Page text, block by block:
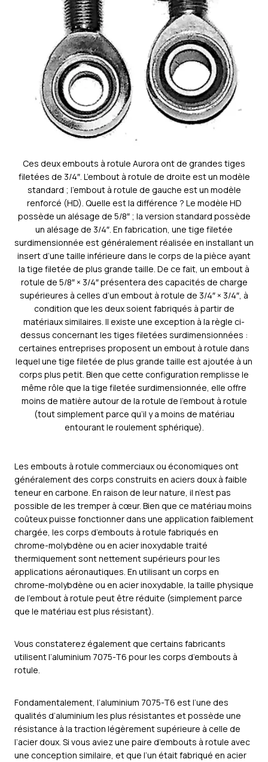
Ces deux embouts à rotule Aurora ont de grandes tiges
filetées de 3/4″. L’embout à rotule de droite est un modèle
standard ; l’embout à rotule de gauche est un modèle
renforcé (HD). Quelle est la différence ? Le modèle HD
possède un alésage de 5/8″ ; la version standard possède
un alésage de 3/4″. En fabrication, une tige filetée
surdimensionnée est généralement réalisée en installant un
insert d’une taille inférieure dans le corps de la pièce ayant
la tige filetée de plus grande taille. De ce fait, un embout à
rotule de 5/8″ × 3/4″ présentera des capacités de charge
supérieures à celles d’un embout à rotule de 3/4″ × 3/4″, à
condition que les deux soient fabriqués à partir de
matériaux similaires. Il existe une exception à la règle ci-
dessus concernant les tiges filetées surdimensionnées :
certaines entreprises proposent un embout à rotule dans
lequel une tige filetée de plus grande taille est ajoutée à un
corps plus petit. Bien que cette configuration remplisse le
même rôle que la tige filetée surdimensionnée, elle offre
moins de matière autour de la rotule de l’embout à rotule
(tout simplement parce qu’il y a moins de matériau
entourant le roulement sphérique).
Les embouts à rotule commerciaux ou économiques ont
généralement des corps construits en aciers doux à faible
teneur en carbone. En raison de leur nature, il n’est pas
possible de les tremper à cœur. Bien que ce matériau moins
coûteux puisse fonctionner dans une application faiblement
chargée, les corps d’embouts à rotule fabriqués en
chrome-molybdène ou en acier inoxydable traité
thermiquement sont nettement supérieurs pour les
applications aéronautiques. En utilisant un corps en
chrome-molybdène ou en acier inoxydable, la taille physique
de l’embout à rotule peut être réduite (simplement parce
que le matériau est plus résistant).
Vous constaterez également que certains fabricants
utilisent l’aluminium 7075-T6 pour les corps d’embouts à
rotule.
Fondamentalement, l’aluminium 7075-T6 est l’une des
qualités d’aluminium les plus résistantes et possède une
résistance à la traction légèrement supérieure à celle de
l’acier doux. Si vous aviez une paire d’embouts à rotule avec
une conception similaire, et que l’un était fabriqué en acier